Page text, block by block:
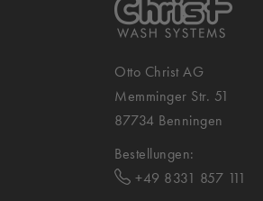
Otto Christ AG
Memminger Str. 51
87734 Benningen
Bestellungen:
+49 8331 857 111